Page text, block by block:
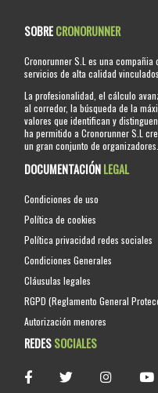
SOBRECRONORUNNER
Cronorunner S.L es una
servicios de alta calidad
La profesionalidad, el cálculo
al corredor, la búsqueda de la
valores que identifican y
ha permitido a Cronorunner S.L
un gran conjunto de organizadores.
DOCUMENTACIÓNLEGAL
Condiciones de uso
Política de cookies
Política privacidad redes sociales
Condiciones Generales
Cláusulas legales
RGPD (Reglamento General
Autorización menores
REDESSOCIALES